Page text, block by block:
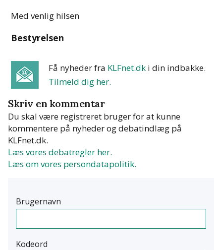
Med venlig hilsen
Bestyrelsen
Få nyheder fra KLFnet.dk i din indbakke.
Tilmeld dig her.
Skriv en kommentar
Du skal være registreret bruger for at kunne
kommentere på nyheder og debatindlæg på
KLFnet.dk.
Læs vores debatregler her.
Læs om vores persondatapolitik.
Brugernavn
Kodeord